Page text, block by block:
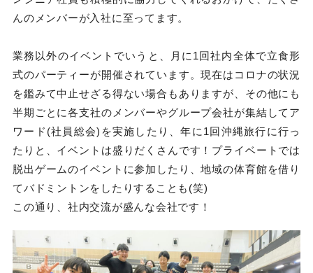
んのメンバーが入社に至ってます。
業務以外のイベントでいうと、月に1回社内全体で立食形
式のパーティーが開催されています。現在はコロナの状況
を鑑みて中止せざる得ない場合もありますが、その他にも
半期ごとに各支社のメンバーやグループ会社が集結してア
ワード(社員総会)を実施したり、年に1回沖縄旅行に行っ
たりと、イベントは盛りだくさんです！プライベートでは
脱出ゲームのイベントに参加したり、地域の体育館を借り
てバドミントンをしたりすることも(笑)
この通り、社内交流が盛んな会社です！